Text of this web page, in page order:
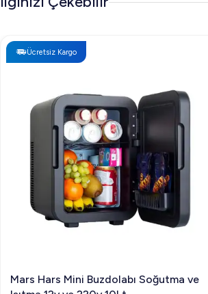
Ücretsiz Kargo
Mars Hars Mini Buzdolabı Soğutma ve